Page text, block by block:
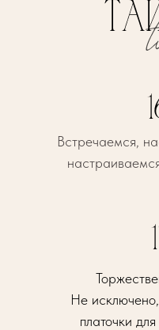
Не
платочки для
Встречаемся,